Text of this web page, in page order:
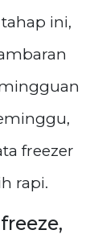
ini,
freezer
rapi.